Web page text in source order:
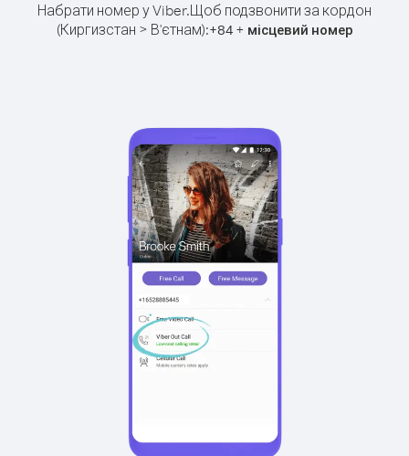
Набрати номер у Viber.Щоб подзвонити за кордон
(Киргизстан > В'єтнам):+84+ місцевий номер